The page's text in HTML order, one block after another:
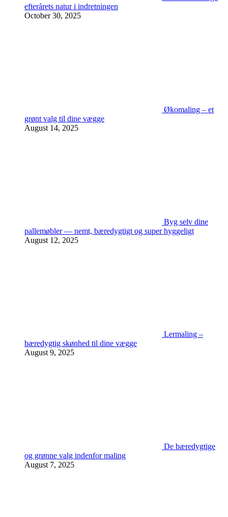
efterårets natur i indretningen
October 30, 2025
Økomaling – et
grønt valg til dine vægge
August 14, 2025
Byg selv dine
pallemøbler — nemt, bæredygtigt og super hyggeligt
August 12, 2025
Lermaling –
bæredygtig skønhed til dine vægge
August 9, 2025
De bæredygtige
og grønne valg indenfor maling
August 7, 2025